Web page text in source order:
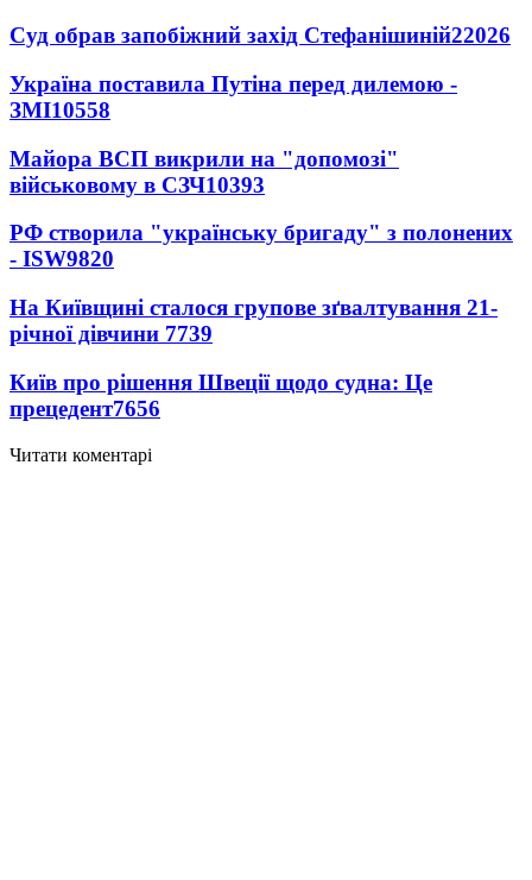
Суд обрав запобіжний захід Стефанішиній22026
Україна поставила Путіна перед дилемою -
ЗМІ10558
Майора ВСП викрили на "допомозі"
військовому в СЗЧ10393
РФ створила "українську бригаду" з полонених
- ISW9820
На Київщині сталося групове зґвалтування 21-
річної дівчини 7739
Київ про рішення Швеції щодо судна: Це
прецедент7656
Читати коментарі